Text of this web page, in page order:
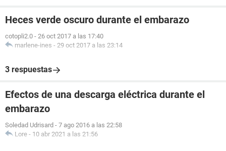
Heces verde oscuro durante el embarazo
cotopli2.0 - 26 oct 2017 a las 17:40
marlene-ines - 29 oct 2017 a las 23:14
3 respuestas
Efectos de una descarga eléctrica durante el
embarazo
Soledad Udrisard - 7 ago 2016 a las 22:58
Lore - 10 abr 2021 a las 21:56